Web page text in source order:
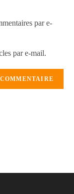
par e-
par e-mail.